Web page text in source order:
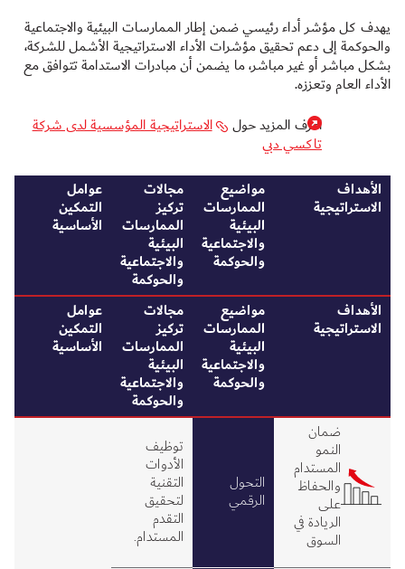
يهدف كل مؤشر أداء رئيسي ضمن إطار الممارسات البيئية والاجتماعية
والحوكمة إلى دعم تحقيق مؤشرات الأداء الاستراتيجية الأشمل للشركة،
بشكل مباشر أو غير مباشر، ما يضمن أن مبادرات الاستدامة تتوافق مع
الأداء العام وتعززه.
اعرف المزيد حول
الاستراتيجية المؤسسية لدى شركة
تاكسي دبي
الأهداف
الاستراتيجية
مواضيع
الممارسات
البيئية
والاجتماعية
والحوكمة
مجالات
تركيز
الممارسات
البيئية
والاجتماعية
والحوكمة
عوامل
التمكين
الأساسية
الأهداف
الاستراتيجية
مواضيع
الممارسات
البيئية
والاجتماعية
والحوكمة
مجالات
تركيز
الممارسات
البيئية
والاجتماعية
والحوكمة
عوامل
التمكين
الأساسية
ضمان
النمو
المستدام
والحفاظ
على
الريادة في
السوق
التحول
الرقمي
توظيف
الأدوات
التقنية
لتحقيق
التقدم
المستدام.